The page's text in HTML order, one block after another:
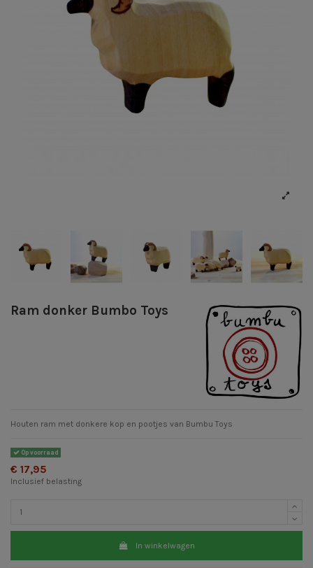
Ram donker Bumbo Toys
Houten ram met donkere kop en pootjes van Bumbu Toys
Op voorraad
€ 17,95
Inclusief belasting
In winkelwagen